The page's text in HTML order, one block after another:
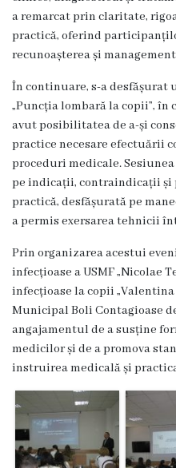
Secția
3
Secția
nr.
4
terapie
intensivă
și
reanimare
Laborator
Transparență
a remarcat prin claritate,
practică, oferind
recunoașterea și
În continuare, s-a desfășurat
„Puncția lombară la copii”,
avut posibilitatea de a-și
practice necesare efectuării
proceduri medicale.
pe indicații, contraindicații și
practică, desfășurată pe
a permis exersarea tehnicii
Prin organizarea acestui
infecțioase a USMF „Nicolae
infecțioase la copii
Municipal Boli Contagioase
angajamentul de a susține
medicilor și de a promova
instruirea medicală și